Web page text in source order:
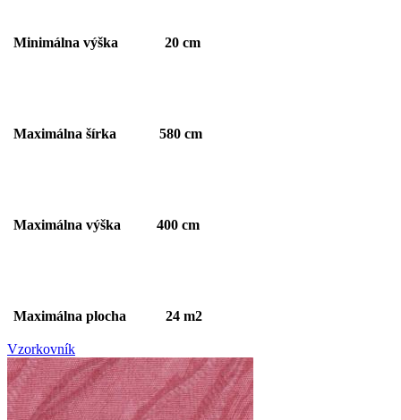
Minimálna výška 20 cm
Maximálna šírka 580 cm
Maximálna výška 400 cm
Maximálna plocha 24 m2
Vzorkovník